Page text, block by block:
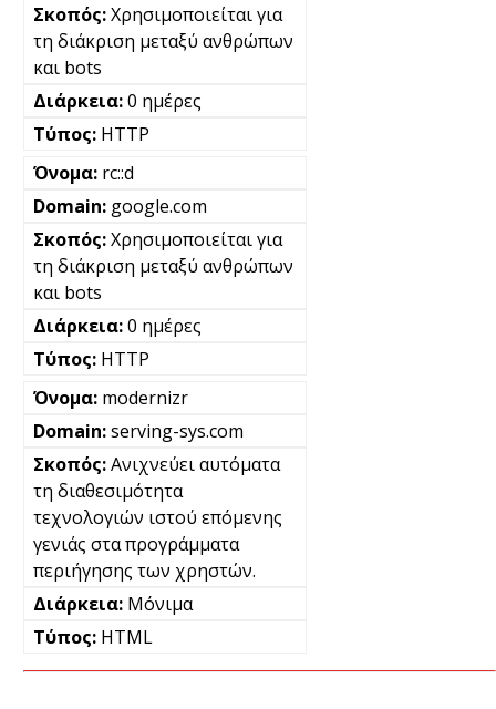
Χρησιμοποιείται για
τη διάκριση μεταξύ ανθρώπων
και bots
0 ημέρες
HTTP
rc::d
google.com
Χρησιμοποιείται για
τη διάκριση μεταξύ ανθρώπων
και bots
0 ημέρες
HTTP
modernizr
serving-sys.com
Ανιχνεύει αυτόματα
τη διαθεσιμότητα
τεχνολογιών ιστού επόμενης
γενιάς στα προγράμματα
περιήγησης των χρηστών.
Μόνιμα
HTML